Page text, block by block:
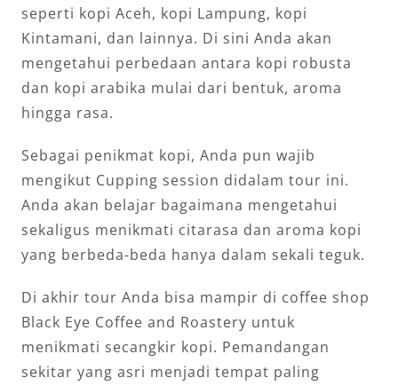
seperti kopi Aceh, kopi Lampung, kopi
Kintamani, dan lainnya. Di sini Anda akan
mengetahui perbedaan antara kopi robusta
dan kopi arabika mulai dari bentuk, aroma
hingga rasa.
Sebagai penikmat kopi, Anda pun wajib
mengikut Cupping session didalam tour ini.
Anda akan belajar bagaimana mengetahui
sekaligus menikmati citarasa dan aroma kopi
yang berbeda-beda hanya dalam sekali teguk.
Di akhir tour Anda bisa mampir di coffee shop
Black Eye Coffee and Roastery untuk
menikmati secangkir kopi. Pemandangan
sekitar yang asri menjadi tempat paling